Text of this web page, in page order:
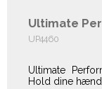
Ultimate
UP4460
Ultimate
Hold dine